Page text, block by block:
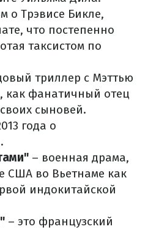
о Трэвисе Бикле,
что постепенно
таксистом по
триллер с Мэттью
как фанатичный отец
сыновей.
года о
– военная драма,
США во Вьетнаме как
индокитайской
– это французский